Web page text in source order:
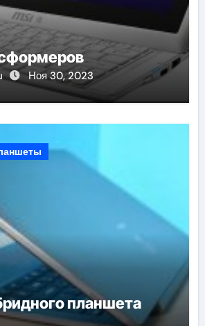
Ноя 30, 2023
планшета